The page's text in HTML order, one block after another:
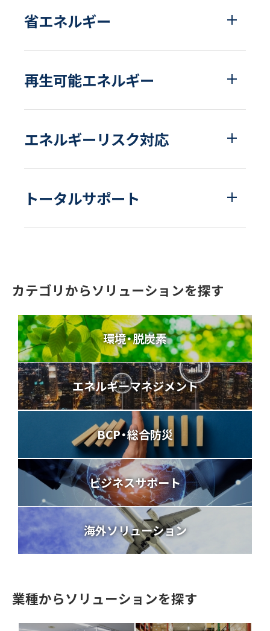
その他の採用事例を見る
おまかSave-Air
その他の採用事例を見る
かんでん総合防災サービス
安否確認システム
地方独立行政法人
その他の採用事例を見る
省エネルギー
再生可能エネルギー
エネルギーリスク対応
トータルサポート
カテゴリからソリューションを探す
環境・脱炭素
エネルギーマネジメント
BCP・総合防災
ビジネスサポート
海外ソリューション
業種からソリューションを探す